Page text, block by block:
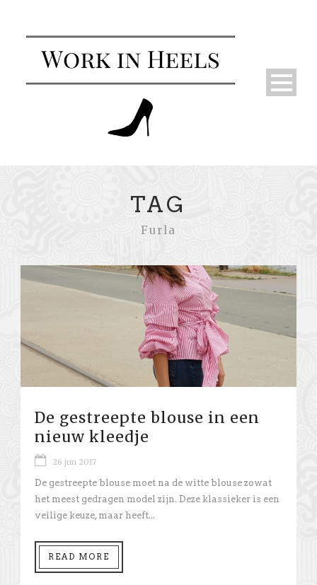
TAG
Furla
De gestreepte blouse in een
nieuw kleedje
26 jun 2017
De gestreepte blouse moet na de witte blouse zowat
het meest gedragen model zijn. Deze klassieker is een
veilige keuze, maar heeft...
READ MORE